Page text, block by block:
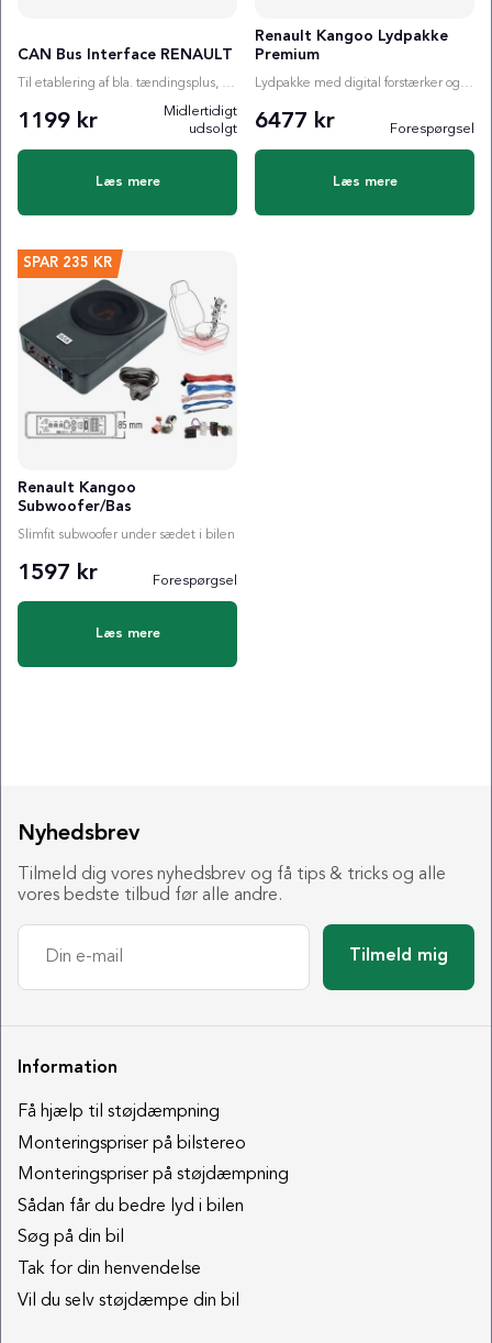
CAN Bus Interface RENAULT
Til etablering af bla. tændingsplus, ratstyring etc.
1199 kr
Midlertidigt
udsolgt
Læs mere
Renault Kangoo Lydpakke
Premium
Lydpakke med digital forstærker og valgfri subwoofer
6477 kr Forespørgsel
Læs mere
SPAR 235 KR
Renault Kangoo
Subwoofer/Bas
Slimfit subwoofer under sædet i bilen
1597 kr Forespørgsel
Læs mere
Nyhedsbrev
Tilmeld dig vores nyhedsbrev og få tips & tricks og alle
vores bedste tilbud før alle andre.
Tilmeld mig
Information
Få hjælp til støjdæmpning
Monteringspriser på bilstereo
Monteringspriser på støjdæmpning
Sådan får du bedre lyd i bilen
Søg på din bil
Tak for din henvendelse
Vil du selv støjdæmpe din bil